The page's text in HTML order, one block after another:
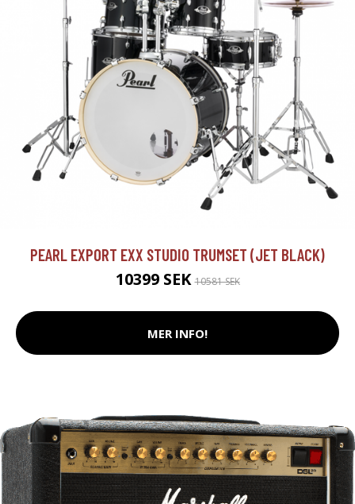
PEARL EXPORT EXX STUDIO TRUMSET (JET BLACK)
10399 SEK10581 SEK
MER INFO!